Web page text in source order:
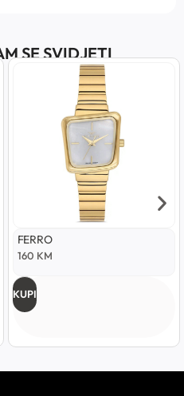
SE SVIDJETI
FERRO
160 KM
KUPI